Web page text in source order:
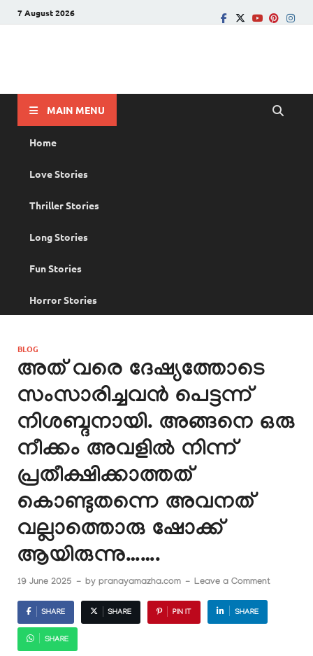
7 August 2026
MAIN MENU
Home
Love Stories
Thriller Stories
Long Stories
Fun Stories
Horror Stories
BLOG
അത് വരെ ദേഷ്യത്തോടെ
സംസാരിച്ചവൻ പെട്ടന്ന്
നിശബ്ദനായി. അങ്ങനെ ഒരു
നീക്കം അവളിൽ നിന്ന്
പ്രതീക്ഷിക്കാത്തത്
കൊണ്ടുതന്നെ അവനത്
വല്ലാത്തൊരു ഷോക്ക്
ആയിരുന്നു…….
19 June 2025 - by pranayamazha.com - Leave a Comment
SHARE SHARE PIN IT SHARE
SHARE